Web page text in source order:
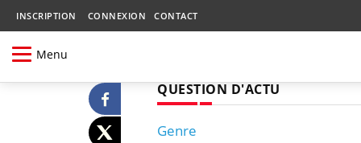
INSCRIPTION CONNEXION CONTACT
Menu
QUESTION D'ACTU
Genre